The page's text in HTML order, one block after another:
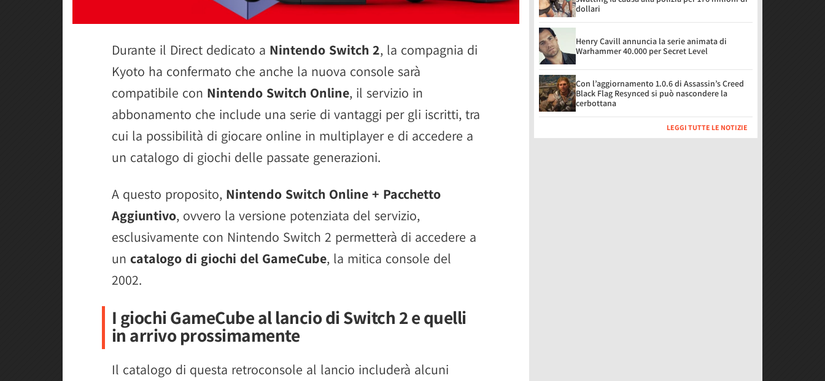
Durante il Direct dedicato a Nintendo Switch 2, la compagnia di
Kyoto ha confermato che anche la nuova console sarà
compatibile con Nintendo Switch Online, il servizio in
abbonamento che include una serie di vantaggi per gli iscritti, tra
cui la possibilità di giocare online in multiplayer e di accedere a
un catalogo di giochi delle passate generazioni.
A questo proposito, Nintendo Switch Online + Pacchetto
Aggiuntivo, ovvero la versione potenziata del servizio,
esclusivamente con Nintendo Switch 2 permetterà di accedere a
un catalogo di giochi del GameCube, la mitica console del
2002.
I giochi GameCube al lancio di Switch 2 e quelli
in arrivo prossimamente
Il catalogo di questa retroconsole al lancio includerà alcuni
dollari
Henry Cavill annuncia la serie animata di
Warhammer 40.000 per Secret Level
Con l’aggiornamento 1.0.6 di Assassin’s Creed
Black Flag Resynced si può nascondere la
cerbottana
LEGGI TUTTE LE NOTIZIE